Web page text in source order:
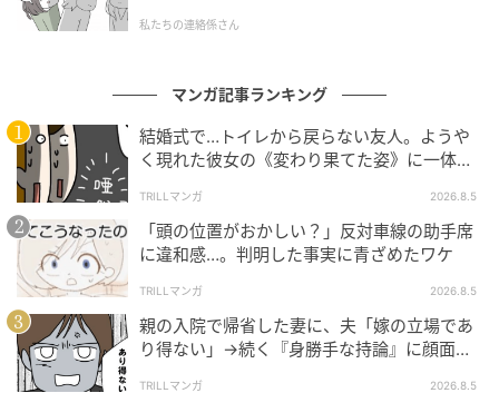
おすすめ連載マンガ
不倫返し
第1話
夫が育児をなめくさっ
第1話
第1話
愛猫と別れ
てきたのは
私たちの連絡係さん
マンガ記事ランキング
結婚式で…トイレから戻らない友人。ようや
く現れた彼女の《変わり果てた姿》に一体何
TRILLマンガ 2026.8.5
「頭の位置がおかしい？」反対車線の助手席
に違和感…。判明した事実に青ざめたワケ
TRILLマンガ 2026.8.5
親の入院で帰省した妻に、夫「嫁の立場であ
り得ない」→続く『身勝手な持論』に顔面蒼
TRILLマンガ 2026.8.5